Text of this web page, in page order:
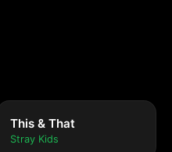
This & That
Stray Kids